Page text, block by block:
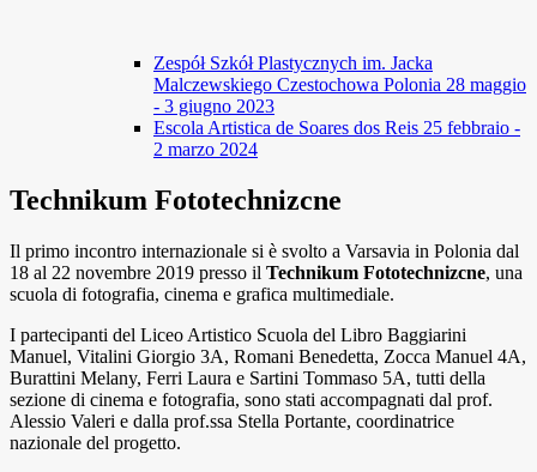
Zespół Szkół Plastycznych im. Jacka
Malczewskiego Czestochowa Polonia 28 maggio
- 3 giugno 2023
Escola Artistica de Soares dos Reis 25 febbraio -
2 marzo 2024
Technikum Fototechnizcne
Il primo incontro internazionale si è svolto a Varsavia in Polonia dal
18 al 22 novembre 2019 presso il Technikum Fototechnizcne, una
scuola di fotografia, cinema e grafica multimediale.
I partecipanti del Liceo Artistico Scuola del Libro Baggiarini
Manuel, Vitalini Giorgio 3A, Romani Benedetta, Zocca Manuel 4A,
Burattini Melany, Ferri Laura e Sartini Tommaso 5A, tutti della
sezione di cinema e fotografia, sono stati accompagnati dal prof.
Alessio Valeri e dalla prof.ssa Stella Portante, coordinatrice
nazionale del progetto.